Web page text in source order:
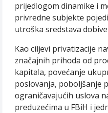
prijedlogom dinamike i
privredne subjekte
utroška sredstava
Kao ciljevi privatizacije
značajnih prihoda od
kapitala, povećanje
poslovanja, poboljšanje
ograničavajućih uslova
preduzećima u FBiH i